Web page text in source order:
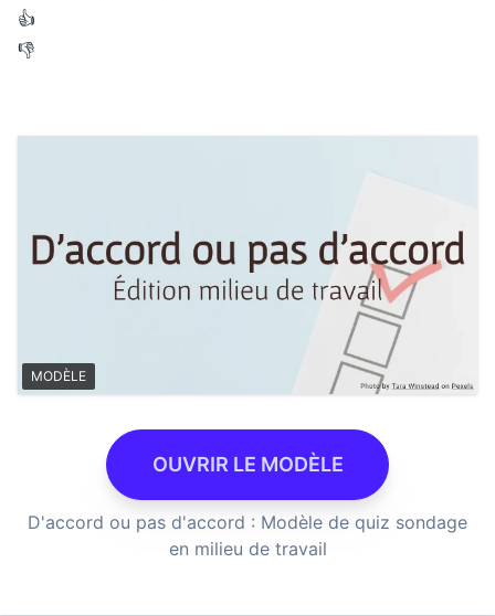
👍
👎
MODÈLE
OUVRIR LE MODÈLE
D'accord ou pas d'accord : Modèle de quiz sondage
en milieu de travail